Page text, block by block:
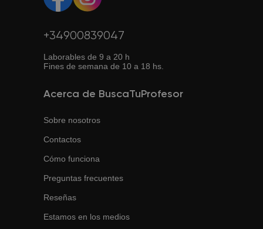
+34900839047
Laborables de 9 a 20 h
Fines de semana de 10 a 18 hs.
Acerca de BuscaTuProfesor
Sobre nosotros
Contactos
Cómo funciona
Preguntas frecuentes
Reseñas
Estamos en los medios